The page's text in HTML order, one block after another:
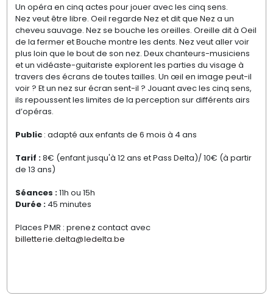
Un opéra en cinq actes pour jouer avec les cinq sens.
Nez veut être libre. Oeil regarde Nez et dit que Nez a un
cheveu sauvage. Nez se bouche les oreilles. Oreille dit à Oeil
de la fermer et Bouche montre les dents. Nez veut aller voir
plus loin que le bout de son nez. Deux chanteurs-musiciens
et un vidéaste-guitariste explorent les parties du visage à
travers des écrans de toutes tailles. Un œil en image peut-il
voir ? Et un nez sur écran sent-il ? Jouant avec les cinq sens,
ils repoussent les limites de la perception sur différents airs
d’opéras.
Public : adapté aux enfants de 6 mois à 4 ans
Tarif :8€ (enfant jusqu'à 12 ans et Pass Delta)/ 10€ (à partir
de 13 ans)
Séances :11h ou 15h
Durée :45 minutes
Places PMR : prenez contact avec
billetterie.delta@ledelta.be